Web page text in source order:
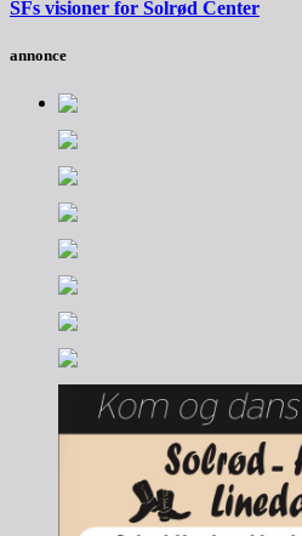
SFs visioner for Solrød Center
annonce